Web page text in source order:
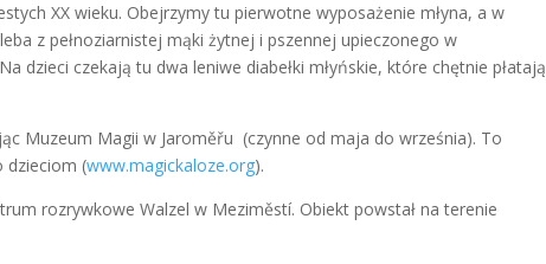
XX wieku. Obejrzymy tu pierwotne wyposażenie młyna, a w
z pełnoziarnistej mąki żytnej i pszennej upieczonego w
dzieci czekają tu dwa leniwe diabełki młyńskie, które chętnie płatają
Muzeum Magii w Jaroměřu (czynne od maja do września). To
dzieciom (www.magickaloze.org).
rozrywkowe Walzel w Meziměstí. Obiekt powstał na terenie